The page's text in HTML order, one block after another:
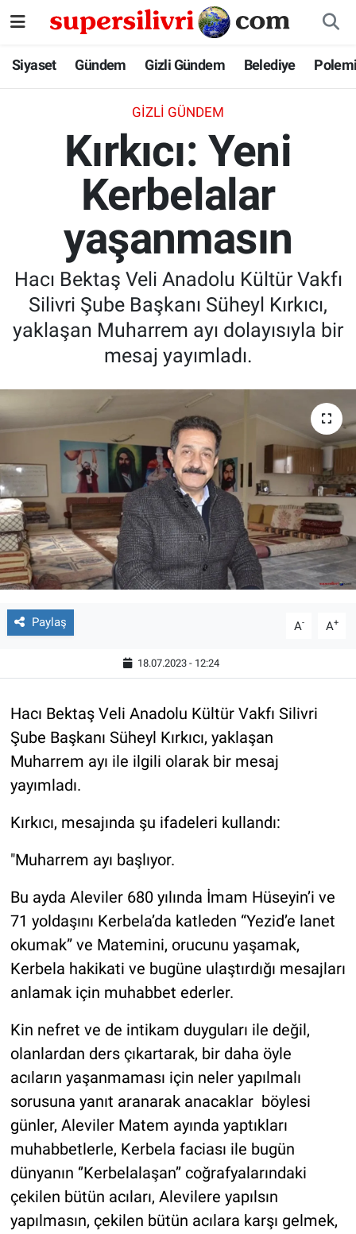
Siyaset Gündem Gizli Gündem Belediye
GIZLI GÜNDEM
Kırkıcı: Yeni
Kerbelalar
yaşanmasın
Hacı Bektaş Veli Anadolu Kültür Vakfı
Silivri Şube Başkanı Süheyl Kırkıcı,
yaklaşan Muharrem ayı dolayısıyla bir
mesaj yayımladı.
Paylaş A- A+
18.07.2023 - 12:24
Hacı Bektaş Veli Anadolu Kültür Vakfı Silivri
Şube Başkanı Süheyl Kırkıcı, yaklaşan
Muharrem ayı ile ilgili olarak bir mesaj
yayımladı.
Kırkıcı, mesajında şu ifadeleri kullandı:
"Muharrem ayı başlıyor.
Bu ayda Aleviler 680 yılında İmam Hüseyin’i ve
71 yoldaşını Kerbela’da katleden “Yezid’e lanet
okumak” ve Matemini, orucunu yaşamak,
Kerbela hakikati ve bugüne ulaştırdığı mesajları
anlamak için muhabbet ederler.
Kin nefret ve de intikam duyguları ile değil,
olanlardan ders çıkartarak, bir daha öyle
acıların yaşanmaması için neler yapılmalı
sorusuna yanıt aranarak anacaklar böylesi
günler, Aleviler Matem ayında yaptıkları
muhabbetlerle, Kerbela faciası ile bugün
dünyanın ‘’Kerbelalaşan’’ coğrafyalarındaki
çekilen bütün acıları, Alevilere yapılsın
yapılmasın, çekilen bütün acılara karşı gelmek,
Siyaset
Gizli Gündem
Belediye
İstanbul Nöbetçi Eczaneler
İstanbul Hava Durumu
İstanbul Namaz Vakitleri
İstanbul Trafik Yoğunluk Haritası
Tüm Manşetler
Son Dakika Haberleri
Haber Arşivi